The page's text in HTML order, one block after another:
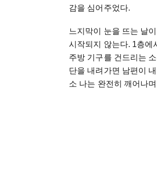
감을 심어주었다.
느지막이 눈을 뜨는 날이
시작되지
않는다. 1층에
주방 기구를 건드리는
단을 내려가면 남편이
소 나는 완전히 깨어나며